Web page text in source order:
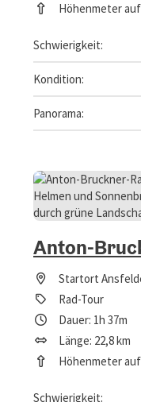
Höhenmeter
Schwierigkeit:
Mittel
Kondition:
Mittel
Panorama:
Kaum Ausblicke
Anton-
Startort
Rad-Tour
Dauer: 1h 37m
Länge: 22,8 km
Höhenmeter
Schwierigkeit:
Leicht